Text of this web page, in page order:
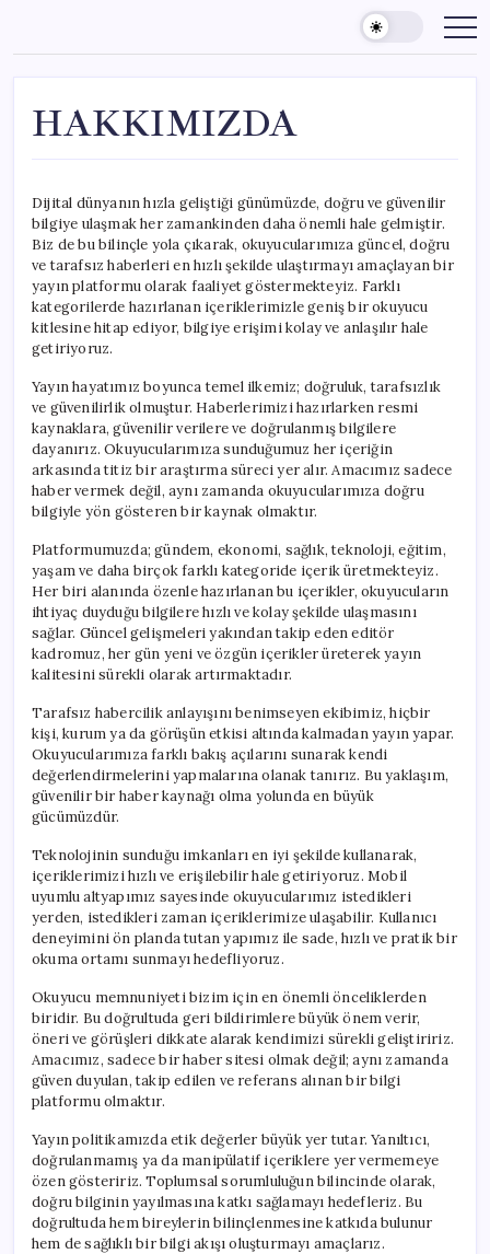
content
HAKKIMIZDA
Dijital dünyanın hızla geliştiği günümüzde, doğru ve güvenilir
bilgiye ulaşmak her zamankinden daha önemli hale gelmiştir.
Biz de bu bilinçle yola çıkarak, okuyucularımıza güncel, doğru
ve tarafsız haberleri en hızlı şekilde ulaştırmayı amaçlayan bir
yayın platformu olarak faaliyet göstermekteyiz. Farklı
kategorilerde hazırlanan içeriklerimizle geniş bir okuyucu
kitlesine hitap ediyor, bilgiye erişimi kolay ve anlaşılır hale
getiriyoruz.
Yayın hayatımız boyunca temel ilkemiz; doğruluk, tarafsızlık
ve güvenilirlik olmuştur. Haberlerimizi hazırlarken resmi
kaynaklara, güvenilir verilere ve doğrulanmış bilgilere
dayanırız. Okuyucularımıza sunduğumuz her içeriğin
arkasında titiz bir araştırma süreci yer alır. Amacımız sadece
haber vermek değil, aynı zamanda okuyucularımıza doğru
bilgiyle yön gösteren bir kaynak olmaktır.
Platformumuzda; gündem, ekonomi, sağlık, teknoloji, eğitim,
yaşam ve daha birçok farklı kategoride içerik üretmekteyiz.
Her biri alanında özenle hazırlanan bu içerikler, okuyucuların
ihtiyaç duyduğu bilgilere hızlı ve kolay şekilde ulaşmasını
sağlar. Güncel gelişmeleri yakından takip eden editör
kadromuz, her gün yeni ve özgün içerikler üreterek yayın
kalitesini sürekli olarak artırmaktadır.
Tarafsız habercilik anlayışını benimseyen ekibimiz, hiçbir
kişi, kurum ya da görüşün etkisi altında kalmadan yayın yapar.
Okuyucularımıza farklı bakış açılarını sunarak kendi
değerlendirmelerini yapmalarına olanak tanırız. Bu yaklaşım,
güvenilir bir haber kaynağı olma yolunda en büyük
gücümüzdür.
Teknolojinin sunduğu imkanları en iyi şekilde kullanarak,
içeriklerimizi hızlı ve erişilebilir hale getiriyoruz. Mobil
uyumlu altyapımız sayesinde okuyucularımız istedikleri
yerden, istedikleri zaman içeriklerimize ulaşabilir. Kullanıcı
deneyimini ön planda tutan yapımız ile sade, hızlı ve pratik bir
okuma ortamı sunmayı hedefliyoruz.
Okuyucu memnuniyeti bizim için en önemli önceliklerden
biridir. Bu doğrultuda geri bildirimlere büyük önem verir,
öneri ve görüşleri dikkate alarak kendimizi sürekli geliştiririz.
Amacımız, sadece bir haber sitesi olmak değil; aynı zamanda
güven duyulan, takip edilen ve referans alınan bir bilgi
platformu olmaktır.
Yayın politikamızda etik değerler büyük yer tutar. Yanıltıcı,
doğrulanmamış ya da manipülatif içeriklere yer vermemeye
özen gösteririz. Toplumsal sorumluluğun bilincinde olarak,
doğru bilginin yayılmasına katkı sağlamayı hedefleriz. Bu
doğrultuda hem bireylerin bilinçlenmesine katkıda bulunur
hem de sağlıklı bir bilgi akışı oluşturmayı amaçlarız.